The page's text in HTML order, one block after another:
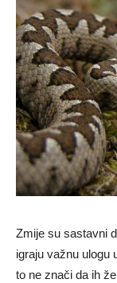
Zmije su sastavni
igraju važnu ulogu
to ne znači da ih